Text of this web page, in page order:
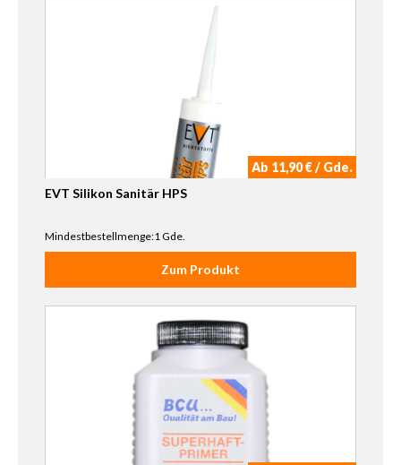
Ab 11,90 € / Gde.
EVT Silikon Sanitär HPS
Mindestbestellmenge:1 Gde.
Zum Produkt